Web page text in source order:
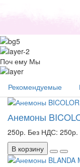
Поч ему Мы
Рекомендуемые
Анемоны
250р. Без НДС: 250р.
В корзину